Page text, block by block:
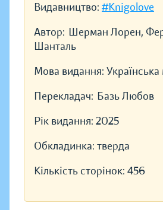
Видавництво: #Knigolove
Автор: Шерман Лорен,
Шанталь
Мова видання:
Перекладач: Базь Любов
Рік видання: 2025
Обкладинка: тверда
Кількість сторінок: 456